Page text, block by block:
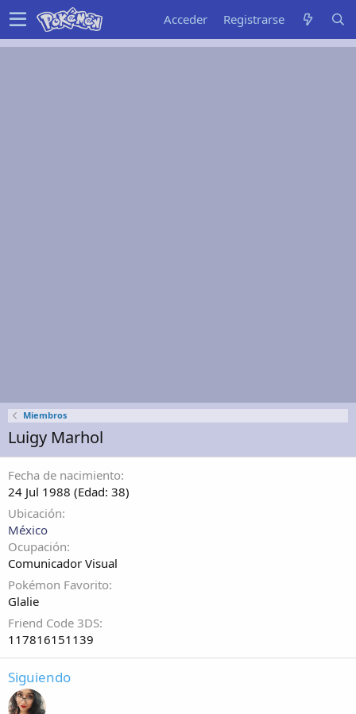
Acceder Registrarse
Miembros
Luigy Marhol
Fecha de nacimiento
24 Jul 1988 (Edad: 38)
Ubicación
México
Ocupación
Comunicador Visual
Pokémon Favorito
Glalie
Friend Code 3DS
117816151139
Siguiendo